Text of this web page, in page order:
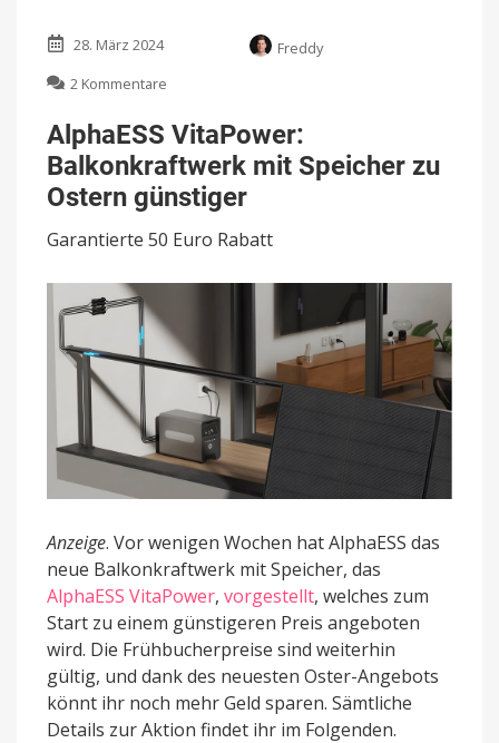
28. März 2024
Freddy
2 Kommentare
VitaPower:
Balkonkraftwerk
mit
Speicher
zu
Ostern
günstiger
AlphaESS VitaPower:
Balkonkraftwerk mit Speicher zu
Ostern günstiger
Garantierte 50 Euro Rabatt
Anzeige. Vor wenigen Wochen hat AlphaESS das
neue Balkonkraftwerk mit Speicher, das
AlphaESS VitaPower, vorgestellt, welches zum
Start zu einem günstigeren Preis angeboten
wird. Die Frühbucherpreise sind weiterhin
gültig, und dank des neuesten Oster-Angebots
könnt ihr noch mehr Geld sparen. Sämtliche
Details zur Aktion findet ihr im Folgenden.